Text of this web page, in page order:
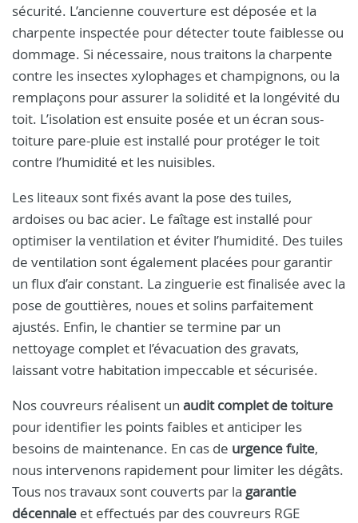
sécurité. L’ancienne couverture est déposée et la
charpente inspectée pour détecter toute faiblesse ou
dommage. Si nécessaire, nous traitons la charpente
contre les insectes xylophages et champignons, ou la
remplaçons pour assurer la solidité et la longévité du
toit. L’isolation est ensuite posée et un écran sous-
toiture pare-pluie est installé pour protéger le toit
contre l’humidité et les nuisibles.
Les liteaux sont fixés avant la pose des tuiles,
ardoises ou bac acier. Le faîtage est installé pour
optimiser la ventilation et éviter l’humidité. Des tuiles
de ventilation sont également placées pour garantir
un flux d’air constant. La zinguerie est finalisée avec la
pose de gouttières, noues et solins parfaitement
ajustés. Enfin, le chantier se termine par un
nettoyage complet et l’évacuation des gravats,
laissant votre habitation impeccable et sécurisée.
Nos couvreurs réalisent un audit complet de toiture
pour identifier les points faibles et anticiper les
besoins de maintenance. En cas de urgence fuite,
nous intervenons rapidement pour limiter les dégâts.
Tous nos travaux sont couverts par la garantie
décennale et effectués par des couvreurs RGE